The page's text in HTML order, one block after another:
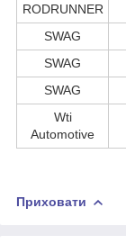
RODRUNNER
SWAG
SWAG
SWAG
Wti
Automotive
Приховати